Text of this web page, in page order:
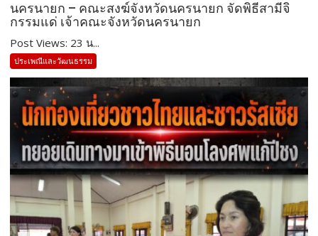
นครนายก – คณะสงฆ์จังหวัดนครนายก จัดพิธีสามีจิ
กรรมแด่ เจ้าคณะจังหวัดนครนายก
Post Views: 23 น...
ประเพณีและวัฒนธรรม